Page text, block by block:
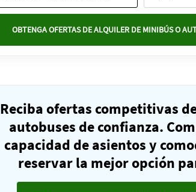
OBTENGA OFERTAS DE ALQUILER DE MINIBÚS O
Reciba ofertas competitivas
autobuses de confianza.
capacidad de asientos y
reservar la mejor opción